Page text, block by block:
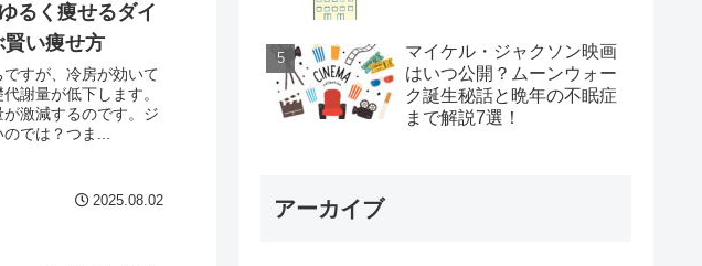
るく痩せるダイ
い痩せ方
すが、冷房が効いて
謝量が低下します。
激減するのです。ジ
では？つま...
2025.08.02
マイケル・ジャクソン映画
はいつ公開？ムーンウォー
ク誕生秘話と晩年の不眠症
まで解説7選！
アーカイブ